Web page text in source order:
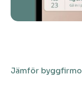
Jämför